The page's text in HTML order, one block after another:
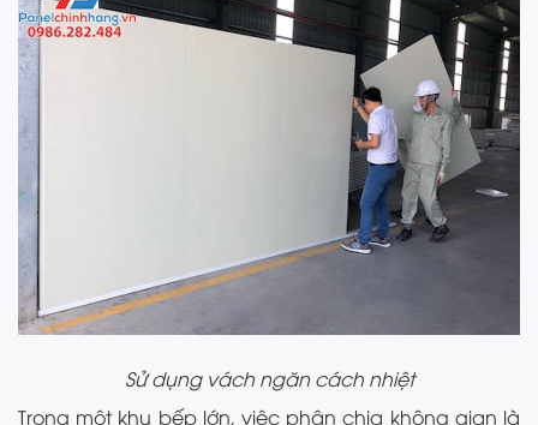
Sử dụng vách ngăn cách nhiệt
Trong một khu bếp lớn, việc phân chia không gian là